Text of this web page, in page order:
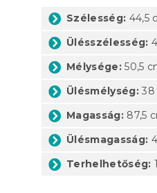
Szélesség: 44,5
Ülésszélesség:
Mélysége: 50,5
Ülésmélység: 38
Magasság: 87,5
Ülésmagasság:
Terhelhetőség: